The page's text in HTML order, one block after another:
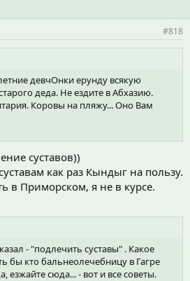
#818
девчОнки ерунду всякую
деда. Не ездите в Абхазию.
Коровы на пляжу... Оно Вам
суставов))
как раз Кындыг на пользу.
в Приморском, я не в курсе.
- "подлечить суставы" . Какое
бы кто бальнеолечебницу в Гагре
езжайте сюда... - вот и все советы.